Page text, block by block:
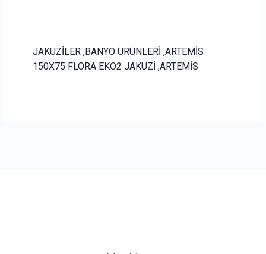
JAKUZİLER ,BANYO ÜRÜNLERİ ,ARTEMİS
150X75 FLORA EKO2 JAKUZİ ,ARTEMİS